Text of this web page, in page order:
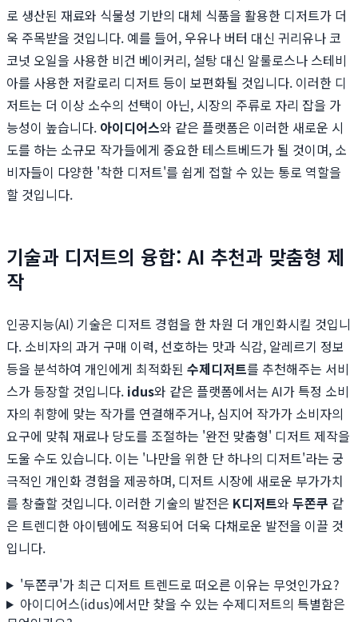
로 생산된 재료와 식물성 기반의 대체 식품을 활용한 디저트가 더
욱 주목받을 것입니다. 예를 들어, 우유나 버터 대신 귀리유나 코
코넛 오일을 사용한 비건 베이커리, 설탕 대신 알룰로스나 스테비
아를 사용한 저칼로리 디저트 등이 보편화될 것입니다. 이러한 디
저트는 더 이상 소수의 선택이 아닌, 시장의 주류로 자리 잡을 가
능성이 높습니다. 아이디어스와 같은 플랫폼은 이러한 새로운 시
도를 하는 소규모 작가들에게 중요한 테스트베드가 될 것이며, 소
비자들이 다양한 '착한 디저트'를 쉽게 접할 수 있는 통로 역할을
할 것입니다.
기술과 디저트의 융합: AI 추천과 맞춤형 제
작
인공지능(AI) 기술은 디저트 경험을 한 차원 더 개인화시킬 것입니
다. 소비자의 과거 구매 이력, 선호하는 맛과 식감, 알레르기 정보
등을 분석하여 개인에게 최적화된 수제디저트를 추천해주는 서비
스가 등장할 것입니다. idus와 같은 플랫폼에서는 AI가 특정 소비
자의 취향에 맞는 작가를 연결해주거나, 심지어 작가가 소비자의
요구에 맞춰 재료나 당도를 조절하는 '완전 맞춤형' 디저트 제작을
도울 수도 있습니다. 이는 '나만을 위한 단 하나의 디저트'라는 궁
극적인 개인화 경험을 제공하며, 디저트 시장에 새로운 부가가치
를 창출할 것입니다. 이러한 기술의 발전은 K디저트와 두쫀쿠 같
은 트렌디한 아이템에도 적용되어 더욱 다채로운 발전을 이끌 것
입니다.
'두쫀쿠'가 최근 디저트 트렌드로 떠오른 이유는 무엇인가요?
아이디어스(idus)에서만 찾을 수 있는 수제디저트의 특별함은